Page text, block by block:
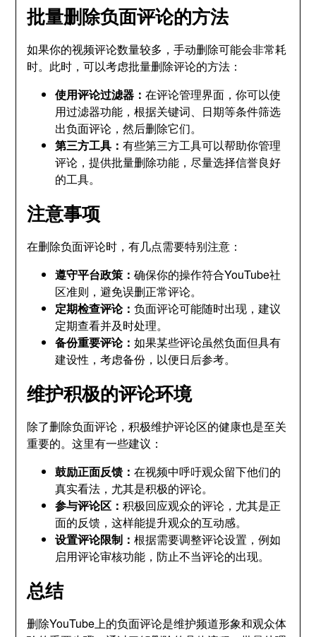
批量删除负面评论的方法
如果你的视频评论数量较多，手动删除可能会非常耗
时。此时，可以考虑批量删除评论的方法：
使用评论过滤器：在评论管理界面，你可以使
用过滤器功能，根据关键词、日期等条件筛选
出负面评论，然后删除它们。
第三方工具：有些第三方工具可以帮助你管理
评论，提供批量删除功能，尽量选择信誉良好
的工具。
注意事项
在删除负面评论时，有几点需要特别注意：
遵守平台政策：确保你的操作符合YouTube社
区准则，避免误删正常评论。
定期检查评论：负面评论可能随时出现，建议
定期查看并及时处理。
备份重要评论：如果某些评论虽然负面但具有
建设性，考虑备份，以便日后参考。
维护积极的评论环境
除了删除负面评论，积极维护评论区的健康也是至关
重要的。这里有一些建议：
鼓励正面反馈：在视频中呼吁观众留下他们的
真实看法，尤其是积极的评论。
参与评论区：积极回应观众的评论，尤其是正
面的反馈，这样能提升观众的互动感。
设置评论限制：根据需要调整评论设置，例如
启用评论审核功能，防止不当评论的出现。
总结
删除YouTube上的负面评论是维护频道形象和观众体